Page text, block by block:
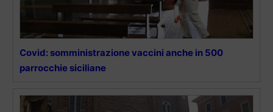
Covid: somministrazione vaccini anche in 500
parrocchie siciliane